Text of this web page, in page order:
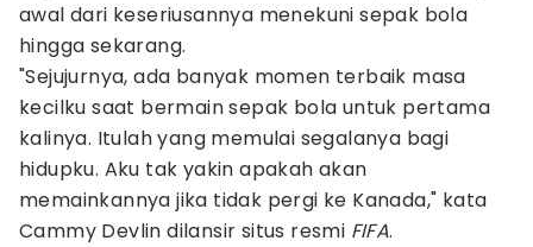
awal dari keseriusannya menekuni sepak bola
hingga sekarang.
"Sejujurnya, ada banyak momen terbaik masa
kecilku saat bermain sepak bola untuk pertama
kalinya. Itulah yang memulai segalanya bagi
hidupku. Aku tak yakin apakah akan
memainkannya jika tidak pergi ke Kanada," kata
Cammy Devlin dilansir situs resmi FIFA.